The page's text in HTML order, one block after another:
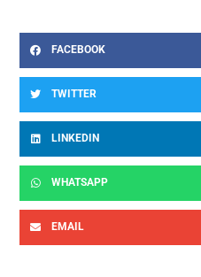
FACEBOOK
TWITTER
LINKEDIN
WHATSAPP
EMAIL